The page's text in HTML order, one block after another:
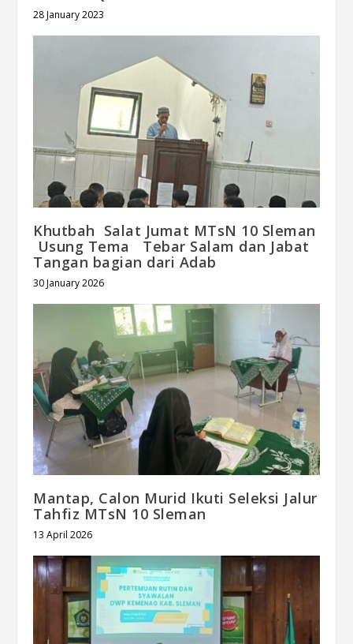
28 January 2023
Khutbah Salat Jumat MTsN 10 Sleman
Usung Tema Tebar Salam dan Jabat
Tangan bagian dari Adab
30 January 2026
Mantap, Calon Murid Ikuti Seleksi Jalur
Tahfiz MTsN 10 Sleman
13 April 2026